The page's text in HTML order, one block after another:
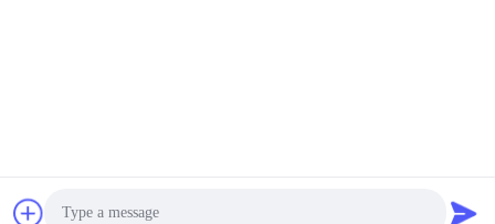
Доставщик. 2026 E-link China Technology Co.,LTD Все права защищены.